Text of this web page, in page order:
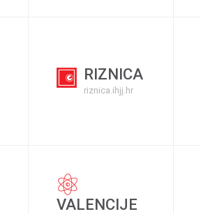
RIZNICA
riznica.ihjj.hr
VALENCIJE